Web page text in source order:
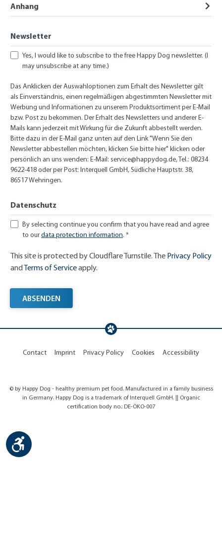
Anhang
Newsletter
Yes, I would like to subscribe to the free Happy Dog newsletter. (I
may unsubscribe at any time.)
Das Anklicken der Auswahloptionen zum Erhalt des Newsletter gilt
als Einverständnis, einen regelmäßigen abgestimmten Newsletter mit
Werbung und Informationen zu unserem Produktsortiment per E-Mail
bzw. Post zu bekommen. Der Erhalt des Newsletters und anderer E-
Mails kann jederzeit mit Wirkung für die Zukunft abbestellt werden.
Bitte dazu in der E-Mail ganz unten auf den Link "Wenn Sie den
Newsletter abbestellen möchten, klicken Sie bitte hier" klicken oder
persönlich an uns wenden: E-Mail: service@happydog.de, Tel.: 08234
9622-418 oder per Post: Interquell GmbH, Südliche Hauptstr. 38,
86517 Wehringen.
Datenschutz
By selecting continue you confirm that you have read and agree
to ourdata protection information. *
This site is protected by Cloudflare Turnstile. The Privacy Policy
andTerms of Serviceapply.
ABSENDEN
Contact Imprint Privacy Policy Cookies Accessibility
© by Happy Dog - healthy premium pet food. Manufactured in a family business
in Germany. Happy Dog is a trademark of Interquell GmbH. || Organic
certification body no.: DE-ÖKO-007
Show toolbar